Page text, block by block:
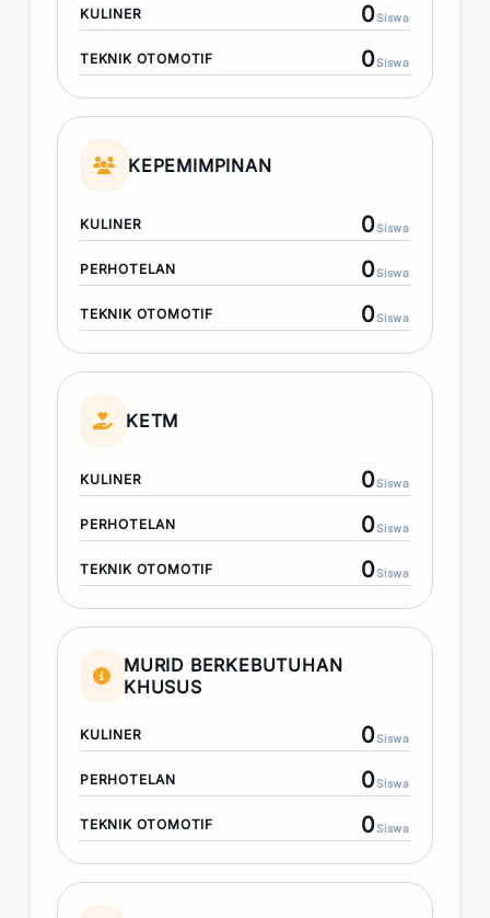
KULINER 0Siswa
TEKNIK OTOMOTIF 0Siswa
KEPEMIMPINAN
KULINER 0Siswa
PERHOTELAN 0Siswa
TEKNIK OTOMOTIF 0Siswa
KETM
KULINER 0Siswa
PERHOTELAN 0Siswa
TEKNIK OTOMOTIF 0Siswa
MURID BERKEBUTUHAN
KHUSUS
KULINER 0Siswa
PERHOTELAN 0Siswa
TEKNIK OTOMOTIF 0Siswa